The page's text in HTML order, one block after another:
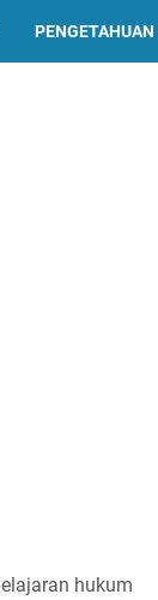
PENGETAHUAN
hukum